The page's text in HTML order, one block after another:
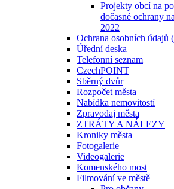
Projekty obcí na
dočasné ochrany
2022
Ochrana osobních údajů
Úřední deska
Telefonní seznam
CzechPOINT
Sběrný dvůr
Rozpočet města
Nabídka nemovitostí
Zpravodaj města
ZTRÁTY A NÁLEZY
Kroniky města
Fotogalerie
Videogalerie
Komenského most
Filmování ve městě